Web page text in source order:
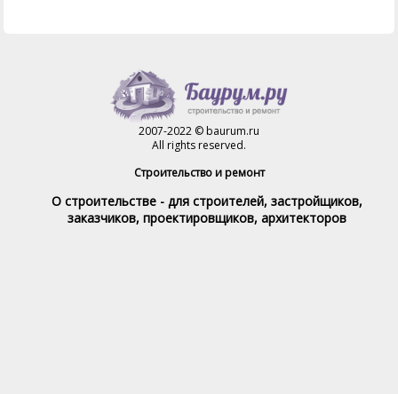
2007-2022 © baurum.ru
All rights reserved.
Строительство и ремонт
О строительстве - для строителей, застройщиков,
заказчиков, проектировщиков, архитекторов